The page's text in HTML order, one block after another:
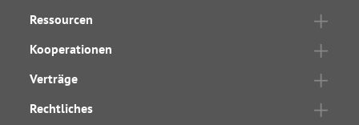
Ressourcen
Kooperationen
Verträge
Rechtliches